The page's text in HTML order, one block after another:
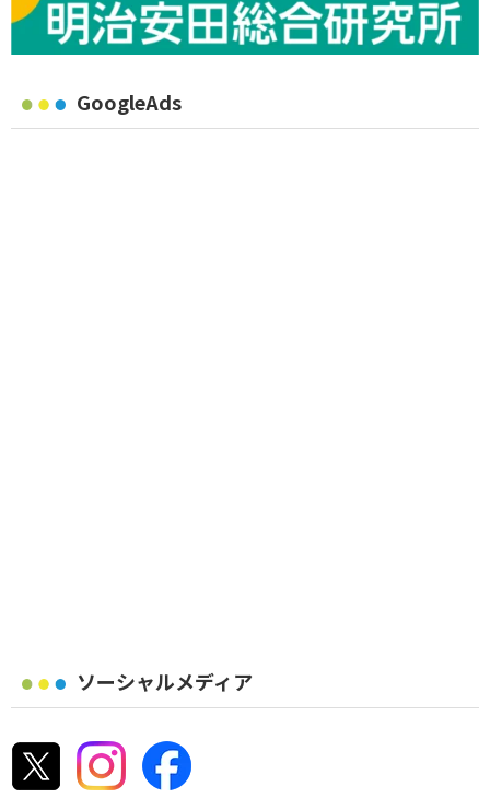
GoogleAds
ソーシャルメディア